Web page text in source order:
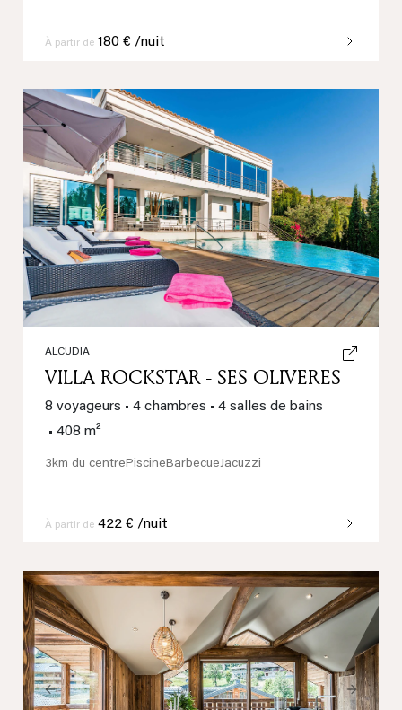
À partir de 180 € /nuit
Previous Next
Previous Next
ALCUDIA
VILLA ROCKSTAR - SES OLIVERES
8 voyageurs • 4 chambres • 4 salles de bains
• 408 m²
3km du centrePiscineBarbecueJacuzzi
À partir de 422 € /nuit